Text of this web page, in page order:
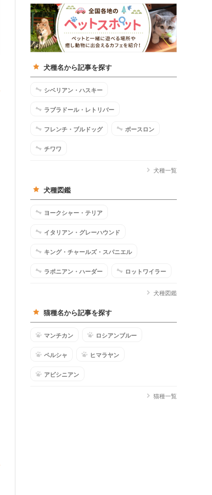
犬種名から記事を探す
シベリアン・ハスキー
ラブラドール・レトリバー
フレンチ・ブルドッグ ボースロン
チワワ
犬種一覧
犬種図鑑
ヨークシャー・テリア
イタリアン・グレーハウンド
キング・チャールズ・スパニエル
ラポニアン・ハーダー ロットワイラー
犬種図鑑
猫種名から記事を探す
マンチカン ロシアンブルー
ペルシャ ヒマラヤン
アビシニアン
猫種一覧